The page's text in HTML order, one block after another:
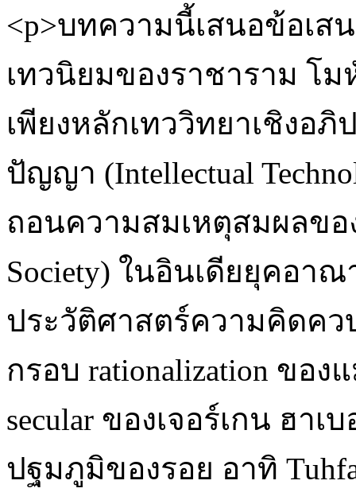
<p>บทความนี้เสนอข้อเส
เทวนิยมของราชาราม โม
เพียงหลักเทววิทยาเชิงอ
ปัญญา (Intellectual
ถอนความสมเหตุสมผลขอ
Society) ในอินเดียยุคอา
ประวัติศาสตร์ความคิดค
กรอบ rationalization ของ
secular ของเจอร์เกน ฮา
ปฐมภูมิของรอย อาทิ